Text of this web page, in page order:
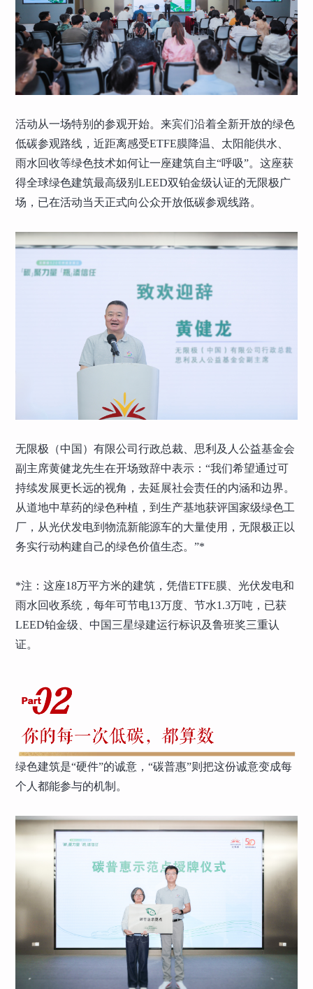
活动从一场特别的参观开始。来宾们沿着全新开放的绿色
低碳参观路线，近距离感受ETFE膜降温、太阳能供水、
雨水回收等绿色技术如何让一座建筑自主“呼吸”。这座获
得全球绿色建筑最高级别LEED双铂金级认证的无限极广
场，已在活动当天正式向公众开放低碳参观线路。
无限极（中国）有限公司行政总裁、思利及人公益基金会
副主席黄健龙先生在开场致辞中表示：“我们希望通过可
持续发展更长远的视角，去延展社会责任的内涵和边界。
从道地中草药的绿色种植，到生产基地获评国家级绿色工
厂，从光伏发电到物流新能源车的大量使用，无限极正以
务实行动构建自己的绿色价值生态。”*
*注：这座18万平方米的建筑，凭借ETFE膜、光伏发电和
雨水回收系统，每年可节电13万度、节水1.3万吨，已获
LEED铂金级、中国三星绿建运行标识及鲁班奖三重认
证。
绿色建筑是“硬件”的诚意，“碳普惠”则把这份诚意变成每
个人都能参与的机制。